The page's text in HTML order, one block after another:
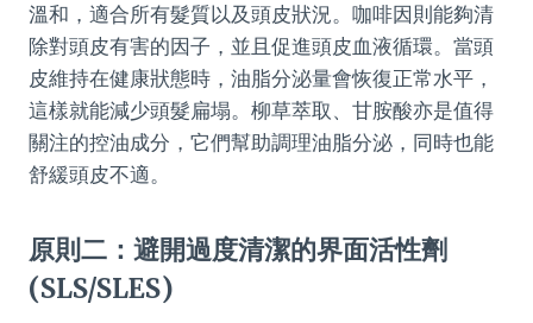
溫和，適合所有髮質以及頭皮狀況。咖啡因則能夠清
除對頭皮有害的因子，並且促進頭皮血液循環。當頭
皮維持在健康狀態時，油脂分泌量會恢復正常水平，
這樣就能減少頭髮扁塌。柳草萃取、甘胺酸亦是值得
關注的控油成分，它們幫助調理油脂分泌，同時也能
舒緩頭皮不適。
原則二：避開過度清潔的界面活性劑
(SLS/SLES)